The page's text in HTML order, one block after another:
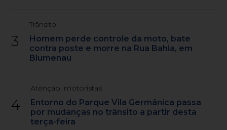
3
Trânsito
Homem perde controle da moto, bate
contra poste e morre na Rua Bahia, em
Blumenau
4
Atenção, motoristas
Entorno do Parque Vila Germânica passa
por mudanças no trânsito a partir desta
terça-feira